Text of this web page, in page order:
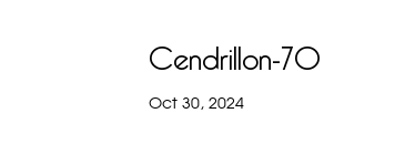
Cendrillon-70
Oct 30, 2024